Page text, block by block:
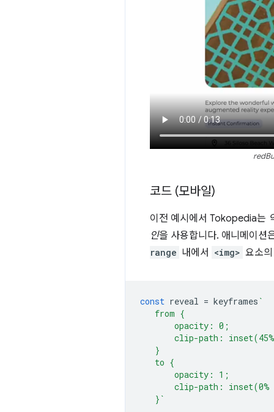
코드 (모바일)
이전 예시에서 Tokopedia는
인을 사용합니다. 애니메이션
range 내에서 <img> 요소
const reveal = keyframes `
   from {
       opacity: 0;
clip-path:
   }
   to {
       opacity: 1;
clip-path:
   }`